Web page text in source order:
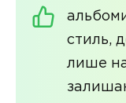
стиль,
лише на